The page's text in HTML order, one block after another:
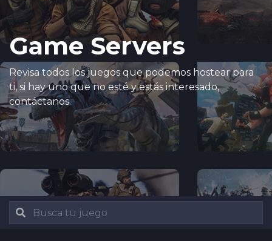
Game Servers
Revisa todos los juegos que podemos hostear para
ti, si hay uno que no esté y estás interesado,
contáctanos.